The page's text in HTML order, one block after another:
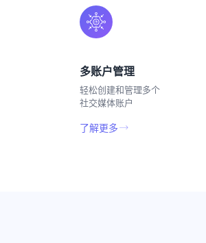
多账户管理
轻松创建和管理多个
社交媒体账户
了解更多